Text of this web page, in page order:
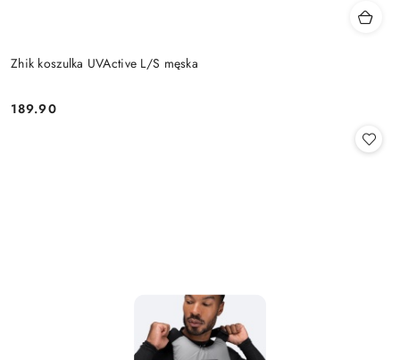
Zhik koszulka UVActive L/S męska
Cena:
189.90